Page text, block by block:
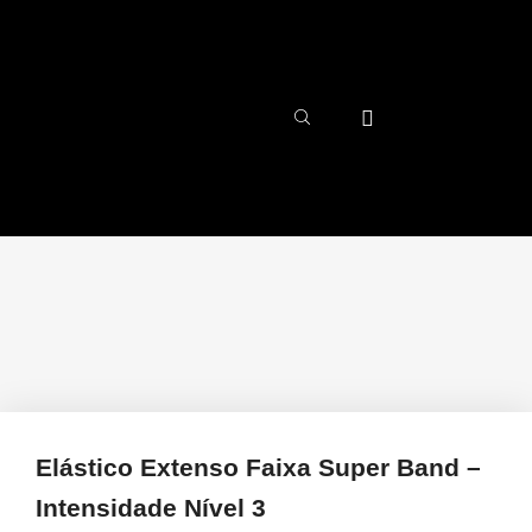
Elástico Extenso Faixa Super Band –
Intensidade Nível 3